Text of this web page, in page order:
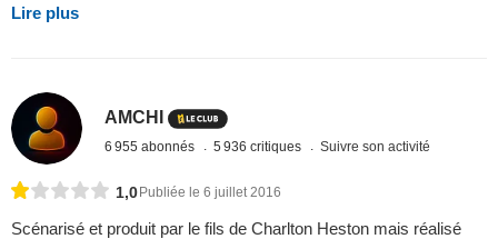
Lire plus
AMCHI
6 955 abonnés 5 936 critiques Suivre son activité
1,0Publiée le 6 juillet 2016
Scénarisé et produit par le fils de Charlton Heston mais réalisé